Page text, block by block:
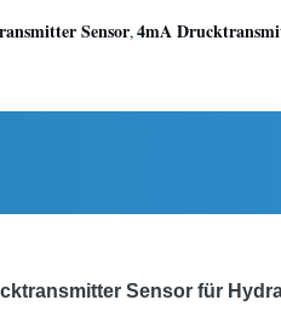
Sensor,4mA
Sensor für